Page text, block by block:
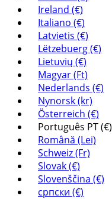
Ireland (€)
Italiano (€)
Latvietis (€)
Lëtzebuerg (€)
Lietuvių (€)
Magyar (Ft)
Nederlands (€)
Nynorsk (kr)
Österreich (€)
Português PT (€)
Română (Lei)
Schweiz (Fr)
Slovak (€)
Slovenščina (€)
српски (€)